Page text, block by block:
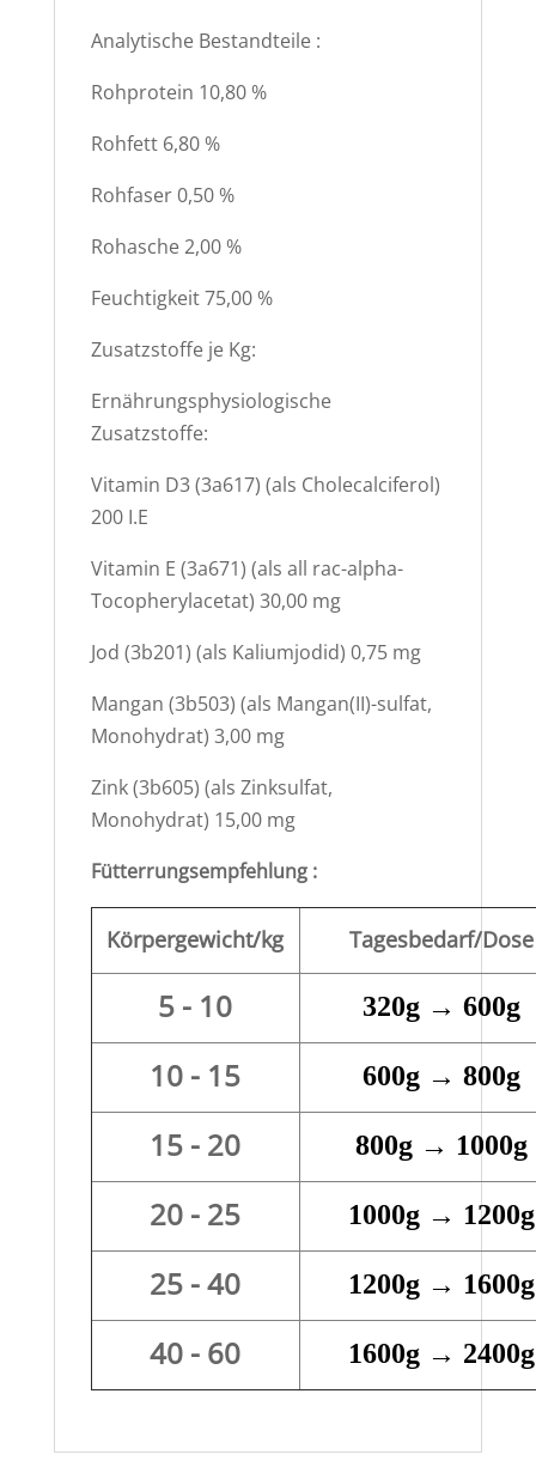
Analytische Bestandteile :
Rohprotein 10,80 %
Rohfett 6,80 %
Rohfaser 0,50 %
Rohasche 2,00 %
Feuchtigkeit 75,00 %
Zusatzstoffe je Kg:
Ernährungsphysiologische
Zusatzstoffe:
Vitamin D3 (3a617) (als Cholecalciferol)
200 I.E
Vitamin E (3a671) (als all rac-alpha-
Tocopherylacetat) 30,00 mg
Jod (3b201) (als Kaliumjodid) 0,75 mg
Mangan (3b503) (als Mangan(II)-sulfat,
Monohydrat) 3,00 mg
Zink (3b605) (als Zinksulfat,
Monohydrat) 15,00 mg
Fütterrungsempfehlung :
Körpergewicht/kg Tagesbedarf/Dose
5 - 10 320g → 600g
10 - 15 600g → 800g
15 - 20 800g → 1000g
20 - 25 1000g → 1200g
25 - 40 1200g → 1600g
40 - 60 1600g → 2400g